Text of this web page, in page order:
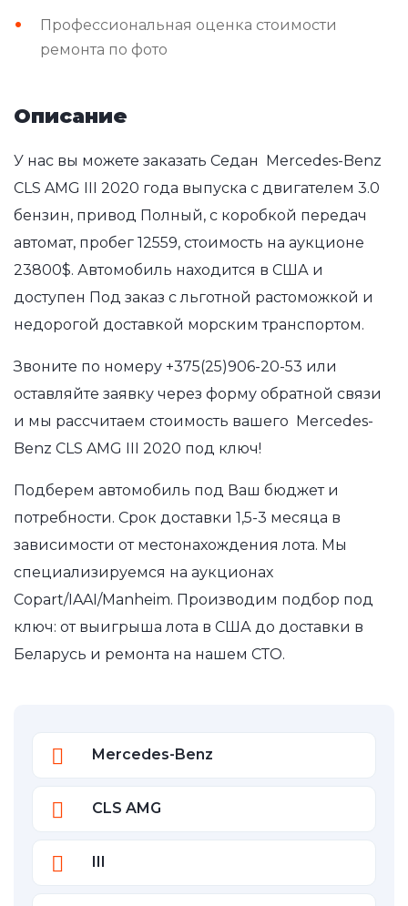
Профессиональная оценка стоимости
ремонта по фото
Описание
У нас вы можете заказать Седан Mercedes-Benz
CLS AMG III 2020 года выпуска с двигателем 3.0
бензин, привод Полный, с коробкой передач
автомат, пробег 12559, стоимость на аукционе
23800$. Автомобиль находится в США и
доступен Под заказ с льготной растоможкой и
недорогой доставкой морским транспортом.
Звоните по номеру +375(25)906-20-53 или
оставляйте заявку через форму обратной связи
и мы рассчитаем стоимость вашего Mercedes-
Benz CLS AMG III 2020 под ключ!
Подберем автомобиль под Ваш бюджет и
потребности. Срок доставки 1,5-3 месяца в
зависимости от местонахождения лота. Мы
специализируемся на аукционах
Copart/IAAI/Manheim. Производим подбор под
ключ: от выигрыша лота в США до доставки в
Беларусь и ремонта на нашем СТО.
Mercedes-Benz
CLS AMG
III